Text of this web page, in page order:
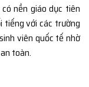
nền giáo dục tiên
tiếng với các trường
viên quốc tế nhờ
toàn.